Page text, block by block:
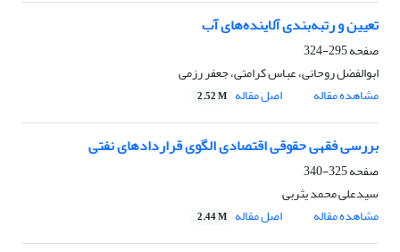
تعیین و رتبه‌بندی آلاینده‌های آب
صفحه295-324
ابوالفضل روحانی، عباس کرامتی، جعفر رزمی
مشاهده مقاله
اصل مقاله 2.52 M
بررسی فقهی حقوقی اقتصادی الگوی قراردادهای نفتی
صفحه325-340
سیدعلی محمد یثربی
مشاهده مقاله
اصل مقاله 2.44 M